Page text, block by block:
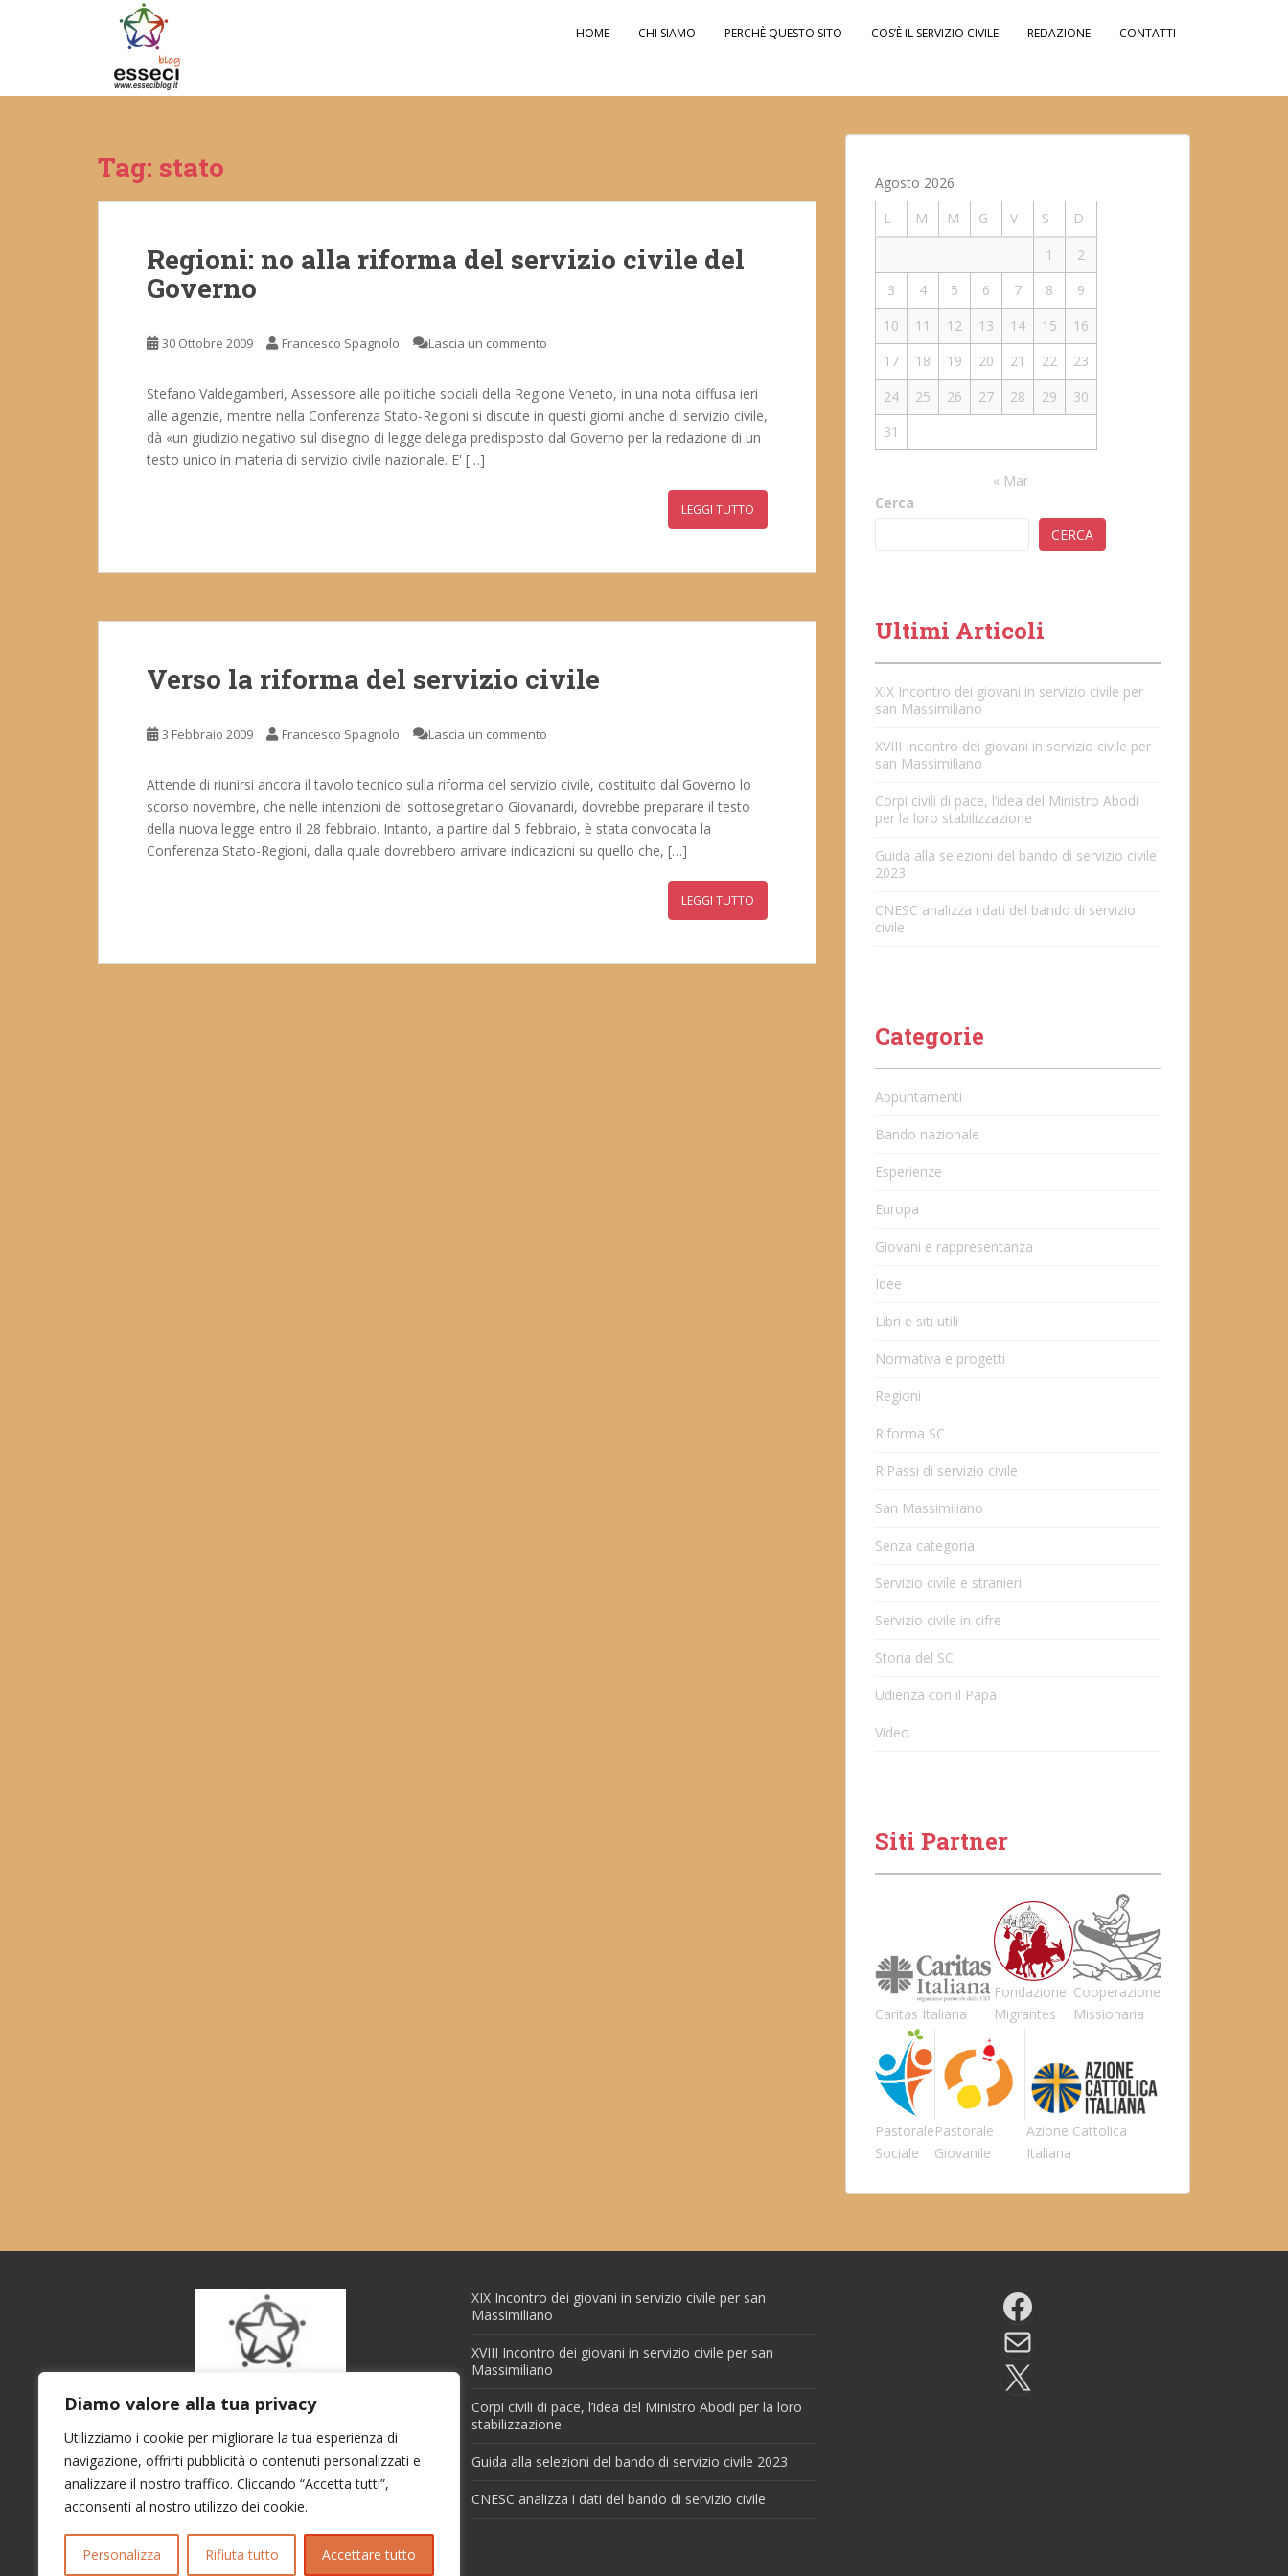
Diamo valore alla tua privacy
Utilizziamo i cookie per migliorare la tua esperienza di
navigazione, offrirti pubblicità o contenuti personalizzati e
analizzare il nostro traffico. Cliccando “Accetta tutti”,
acconsenti al nostro utilizzo dei cookie.
Personalizza Rifiuta tutto Accettare tutto
t
HOME CHI SIAMO PERCHÈ QUESTO SITO COS’È IL SERVIZIO CIVILE REDAZIONE CONTATTI
Tag: stato
Regioni: no alla riforma del servizio civile del
Governo
30 Ottobre 2009 Francesco Spagnolo Lascia un commento
Stefano Valdegamberi, Assessore alle politiche sociali della Regione Veneto, in una nota diffusa ieri
alle agenzie, mentre nella Conferenza Stato-Regioni si discute in questi giorni anche di servizio civile,
dà «un giudizio negativo sul disegno di legge delega predisposto dal Governo per la redazione di un
testo unico in materia di servizio civile nazionale. E' […]
LEGGI TUTTO
Verso la riforma del servizio civile
3 Febbraio 2009 Francesco Spagnolo Lascia un commento
Attende di riunirsi ancora il tavolo tecnico sulla riforma del servizio civile, costituito dal Governo lo
scorso novembre, che nelle intenzioni del sottosegretario Giovanardi, dovrebbe preparare il testo
della nuova legge entro il 28 febbraio. Intanto, a partire dal 5 febbraio, è stata convocata la
Conferenza Stato-Regioni, dalla quale dovrebbero arrivare indicazioni su quello che, […]
LEGGI TUTTO
Agosto 2026
L
M M G V S
D
1
2
3
4 5 6 7 8
9
10
11 12 13 14 15
16
17
18 19 20 21 22
23
24
25 26 27 28 29
30
31
« Mar
Cerca
CERCA
Ultimi Articoli
XIX Incontro dei giovani in servizio civile per
san Massimiliano
XVIII Incontro dei giovani in servizio civile per
san Massimiliano
Corpi civili di pace, l’idea del Ministro Abodi
per la loro stabilizzazione
Guida alla selezioni del bando di servizio civile
2023
CNESC analizza i dati del bando di servizio
civile
Categorie
Appuntamenti
Bando nazionale
Esperienze
Europa
Giovani e rappresentanza
Idee
Libri e siti utili
Normativa e progetti
Regioni
Riforma SC
RiPassi di servizio civile
San Massimiliano
Senza categoria
Servizio civile e stranieri
Servizio civile in cifre
Storia del SC
Udienza con il Papa
Video
Siti Partner
Caritas Italiana
Fondazione
Migrantes
Cooperazione
Missionaria
Pastorale
Sociale
Pastorale
Giovanile
Azione Cattolica
Italiana
XIX Incontro dei giovani in servizio civile per san
Massimiliano
XVIII Incontro dei giovani in servizio civile per san
Massimiliano
Corpi civili di pace, l’idea del Ministro Abodi per la loro
stabilizzazione
Guida alla selezioni del bando di servizio civile 2023
CNESC analizza i dati del bando di servizio civile
Facebook
Email
X